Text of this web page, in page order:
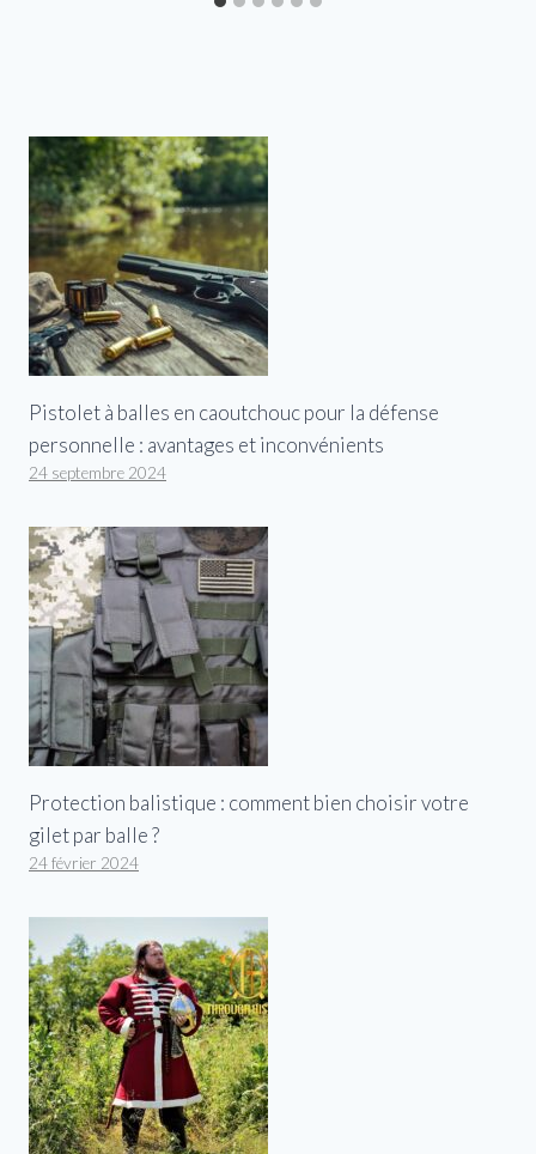
Pistolet à balles en caoutchouc pour la défense
personnelle : avantages et inconvénients
24 septembre 2024
Protection balistique : comment bien choisir votre
gilet par balle ?
24 février 2024